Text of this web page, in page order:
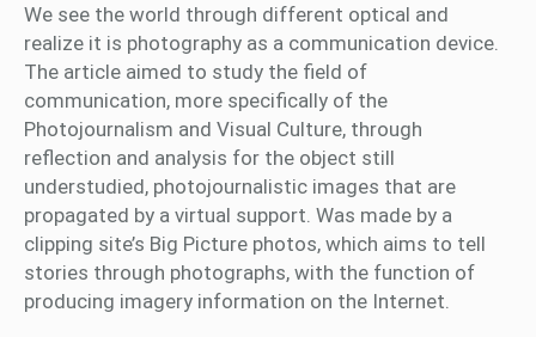
We see the world through different optical and
realize it is photography as a communication device.
The article aimed to study the field of
communication, more specifically of the
Photojournalism and Visual Culture, through
reflection and analysis for the object still
understudied, photojournalistic images that are
propagated by a virtual support. Was made by a
clipping site’s Big Picture photos, which aims to tell
stories through photographs, with the function of
producing imagery information on the Internet.